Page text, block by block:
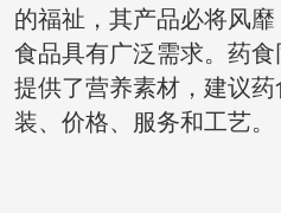
的福祉，其产品必将风
食品具有广泛需求。药
提供了营养素材，建议
装、价格、服务和工艺。